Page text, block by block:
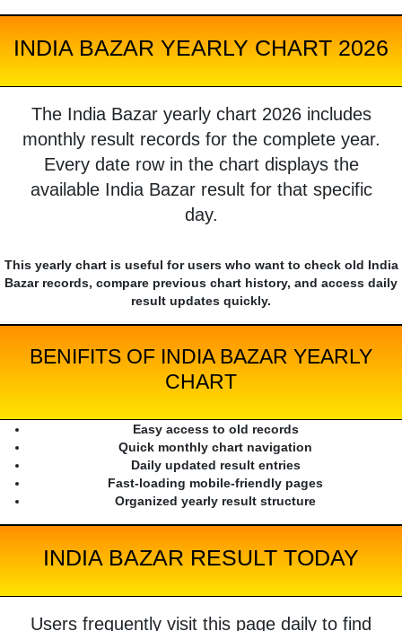
INDIA BAZAR YEARLY CHART 2026
The India Bazar yearly chart 2026 includes
monthly result records for the complete year.
Every date row in the chart displays the
available India Bazar result for that specific
day.
This yearly chart is useful for users who want to check old India
Bazar records, compare previous chart history, and access daily
result updates quickly.
BENIFITS OF INDIA BAZAR YEARLY
CHART
Easy access to old records
Quick monthly chart navigation
Daily updated result entries
Fast-loading mobile-friendly pages
Organized yearly result structure
INDIA BAZAR RESULT TODAY
Users frequently visit this page daily to find